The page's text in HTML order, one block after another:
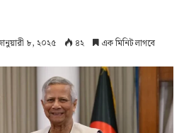
৮, ২০২৫ ৪২ এক মিনিট লাগবে